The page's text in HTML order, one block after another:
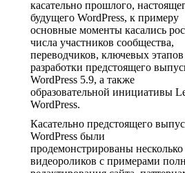
касательно прошлого,
будущего WordPress, к примеру
основные моменты касались
числа участников сообщества,
переводчиков, ключевых этапов
разработки предстоящего
WordPress 5.9, а также
образовательной инициативы
WordPress.
Касательно предстоящего
WordPress были
продемонстрированы несколько
видеороликов с примерами